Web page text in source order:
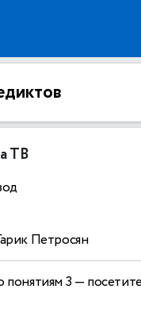
ТВ
Петросян
понятиям 3—